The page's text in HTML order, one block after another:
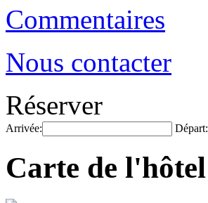
Commentaires
Nous contacter
Réserver
Arrivée: Départ:
Carte de l'hôtel